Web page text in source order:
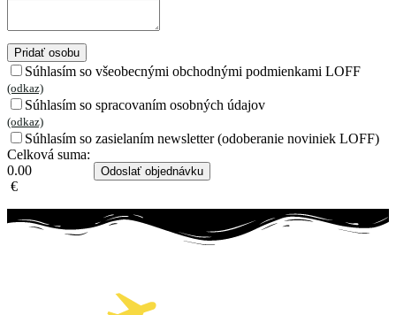
Pridať osobu
Súhlasím so všeobecnými obchodnými podmienkami LOFF
(odkaz)
Súhlasím so spracovaním osobných údajov
(odkaz)
Súhlasím so zasielaním newsletter (odoberanie noviniek LOFF)
Celková suma:
0.00
€
Odoslať objednávku